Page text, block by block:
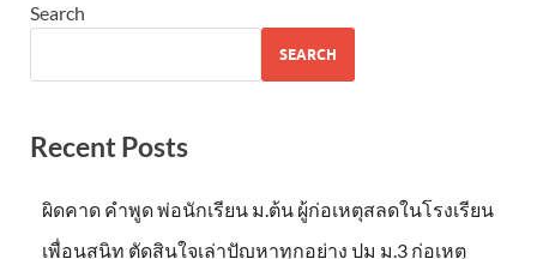
Search
SEARCH
Recent Posts
ผิดคาด คำพูด พ่อนักเรียน ม.ต้น ผู้ก่อเหตุสลดในโรงเรียน
เพื่อนสนิท ตัดสินใจเล่าปัญหาทุกอย่าง ปม ม.3 ก่อเหตุ